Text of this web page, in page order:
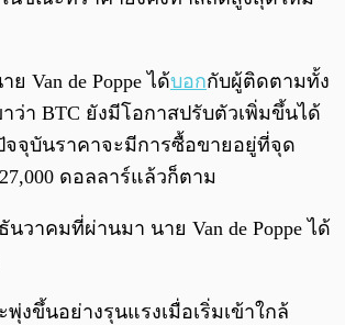
Van de Poppe ได้บอกกับผู้ติดตามทั้ง
าว่า BTC ยังมีโอกาสปรับตัวเพิ่มขึ้นได้
จจุบันราคาจะมีการซื้อขายอยู่ที่จุด
ดอลลาร์แล้วก็ตาม
วาคมที่ผ่านมา นาย Van de Poppe ได้
พุ่งขึ้นอย่างรุนแรงเมื่อเริ่มเข้าใกล้